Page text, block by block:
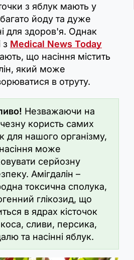
з яблук мають у
багато йоду та дуже
для здоров'я. Однак
з Medical News Today
що насіння містить
який може
в отруту.
Незважаючи на
користь самих
для нашого організму,
може
серйозну
Амігдалін –
токсична сполука,
глікозид, що
в ядрах кісточок
сливи, персика,
та насінні яблук.